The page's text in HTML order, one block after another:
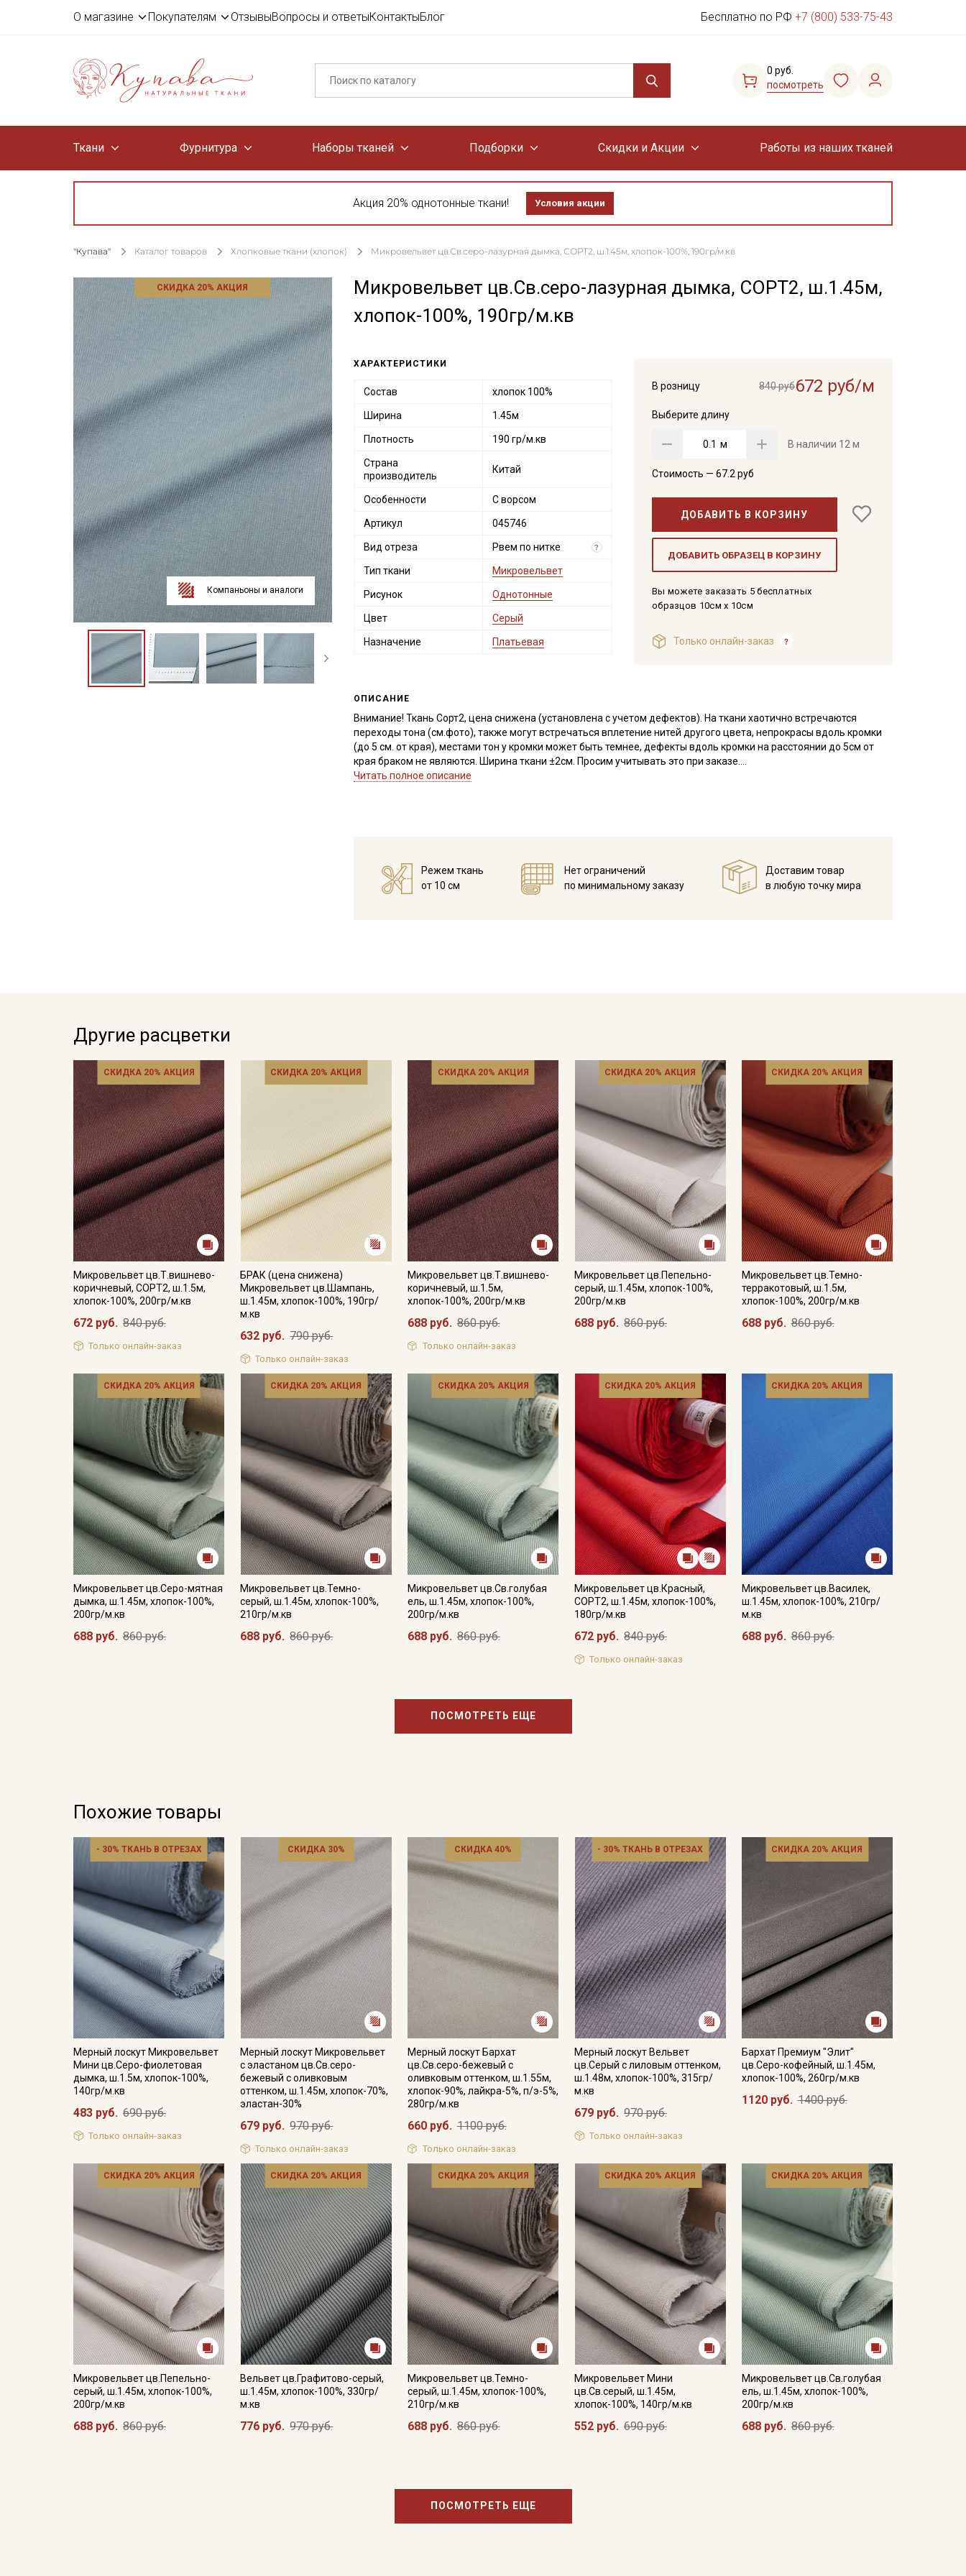
О магазине Покупателям ОтзывыВопросы и ответыКонтактыБлог Бесплатно по РФ +7 (800) 533-75-43
0 руб.
посмотреть
Ткани Фурнитура Наборы тканей Подборки Скидки и Акции Работы из наших тканей
Акция 20% однотонные ткани! Условия акции
"Купава" Каталог товаров Хлопковые ткани (хлопок) Микровельвет цв.Св.серо-лазурная дымка, СОРТ2, ш.1.45м, хлопок-100%, 190гр/м.кв
СКИДКА 20% АКЦИЯ
Компаньоны и аналоги
Микровельвет цв.Св.серо-лазурная дымка, СОРТ2, ш.1.45м,
хлопок-100%, 190гр/м.кв
В розницу 840 руб672 руб/м
Выберите длину
м В наличии 12 м
Стоимость — 67.2 руб
ДОБАВИТЬ В КОРЗИНУ
ДОБАВИТЬ ОБРАЗЕЦ В КОРЗИНУ
Вы можете заказать 5 бесплатных
образцов 10см x 10см
Только онлайн-заказ
ХАРАКТЕРИСТИКИ
Состав хлопок 100%
Ширина 1.45м
Плотность 190 гр/м.кв
Страна
производитель
Китай
Особенности С ворсом
Артикул 045746
Вид отреза Рвем по нитке ?
Тип ткани Микровельвет
Рисунок Однотонные
Цвет Серый
Назначение Платьевая
ОПИСАНИЕ
Внимание! Ткань Сорт2, цена снижена (установлена с учетом дефектов). На ткани хаотично встречаются
переходы тона (см.фото), также могут встречаться вплетение нитей другого цвета, непрокрасы вдоль кромки
(до 5 см. от края), местами тон у кромки может быть темнее, дефекты вдоль кромки на расстоянии до 5см от
края браком не являются. Ширина ткани ±2см. Просим учитывать это при заказе.
сильного облегания и натяжения, так как ткань из 100% хлопка и растяжению не поддается, сминаемость
средняя. Оттенок ткани меняется в зависимости от направления ворса, при пошиве важно раскладывать
элементы выкройки в одном направлении.
Читать полное описание
Режем ткань
от 10 см
Нет ограничений
по минимальному заказу
Доставим товар
в любую точку мира
Другие расцветки
СКИДКА 20% АКЦИЯ
Микровельвет цв.Т.вишнево-
коричневый, СОРТ2, ш.1.5м,
хлопок-100%, 200гр/м.кв
672 руб. 840 руб.
Только онлайн-заказ
СКИДКА 20% АКЦИЯ
БРАК (цена снижена)
Микровельвет цв.Шампань,
ш.1.45м, хлопок-100%, 190гр/
м.кв
632 руб. 790 руб.
Только онлайн-заказ
СКИДКА 20% АКЦИЯ
Микровельвет цв.Т.вишнево-
коричневый, ш.1.5м,
хлопок-100%, 200гр/м.кв
688 руб. 860 руб.
Только онлайн-заказ
СКИДКА 20% АКЦИЯ
Микровельвет цв.Пепельно-
серый, ш.1.45м, хлопок-100%,
200гр/м.кв
688 руб. 860 руб.
СКИДКА 20% АКЦИЯ
Микровельвет цв.Темно-
терракотовый, ш.1.5м,
хлопок-100%, 200гр/м.кв
688 руб. 860 руб.
СКИДКА 20% АКЦИЯ
Микровельвет цв.Серо-мятная
дымка, ш.1.45м, хлопок-100%,
200гр/м.кв
688 руб. 860 руб.
СКИДКА 20% АКЦИЯ
Микровельвет цв.Темно-
серый, ш.1.45м, хлопок-100%,
210гр/м.кв
688 руб. 860 руб.
СКИДКА 20% АКЦИЯ
Микровельвет цв.Св.голубая
ель, ш.1.45м, хлопок-100%,
200гр/м.кв
688 руб. 860 руб.
СКИДКА 20% АКЦИЯ
Микровельвет цв.Красный,
СОРТ2, ш.1.45м, хлопок-100%,
180гр/м.кв
672 руб. 840 руб.
Только онлайн-заказ
СКИДКА 20% АКЦИЯ
Микровельвет цв.Василек,
ш.1.45м, хлопок-100%, 210гр/
м.кв
688 руб. 860 руб.
ПОСМОТРЕТЬ ЕЩЕ
Похожие товары
- 30% ТКАНЬ В ОТРЕЗАХ
Мерный лоскут Микровельвет
Мини цв.Серо-фиолетовая
дымка, ш.1.5м, хлопок-100%,
140гр/м.кв
483 руб. 690 руб.
Только онлайн-заказ
СКИДКА 30%
Мерный лоскут Микровельвет
с эластаном цв.Св.серо-
бежевый с оливковым
оттенком, ш.1.45м, хлопок-70%,
эластан-30%
679 руб. 970 руб.
Только онлайн-заказ
СКИДКА 40%
Мерный лоскут Бархат
цв.Св.серо-бежевый с
оливковым оттенком, ш.1.55м,
хлопок-90%, лайкра-5%, п/э-5%,
280гр/м.кв
660 руб. 1100 руб.
Только онлайн-заказ
- 30% ТКАНЬ В ОТРЕЗАХ
Мерный лоскут Вельвет
цв.Серый с лиловым оттенком,
ш.1.48м, хлопок-100%, 315гр/
м.кв
679 руб. 970 руб.
Только онлайн-заказ
СКИДКА 20% АКЦИЯ
Бархат Премиум "Элит"
цв.Серо-кофейный, ш.1.45м,
хлопок-100%, 260гр/м.кв
1120 руб. 1400 руб.
СКИДКА 20% АКЦИЯ
Микровельвет цв.Пепельно-
серый, ш.1.45м, хлопок-100%,
200гр/м.кв
688 руб. 860 руб.
СКИДКА 20% АКЦИЯ
Вельвет цв.Графитово-серый,
ш.1.45м, хлопок-100%, 330гр/
м.кв
776 руб. 970 руб.
СКИДКА 20% АКЦИЯ
Микровельвет цв.Темно-
серый, ш.1.45м, хлопок-100%,
210гр/м.кв
688 руб. 860 руб.
СКИДКА 20% АКЦИЯ
Микровельвет Мини
цв.Св.серый, ш.1.45м,
хлопок-100%, 140гр/м.кв
552 руб. 690 руб.
СКИДКА 20% АКЦИЯ
Микровельвет цв.Св.голубая
ель, ш.1.45м, хлопок-100%,
200гр/м.кв
688 руб. 860 руб.
ПОСМОТРЕТЬ ЕЩЕ
Секретная рассылка от
Купава
Мы публикуем здесь дополнительные
промокоды и скидки до 30% на узкие
категории тканей
Электронная почта
Ознакомлен(а) сПолитикой обработки персональных
Согласие на обработку персональных